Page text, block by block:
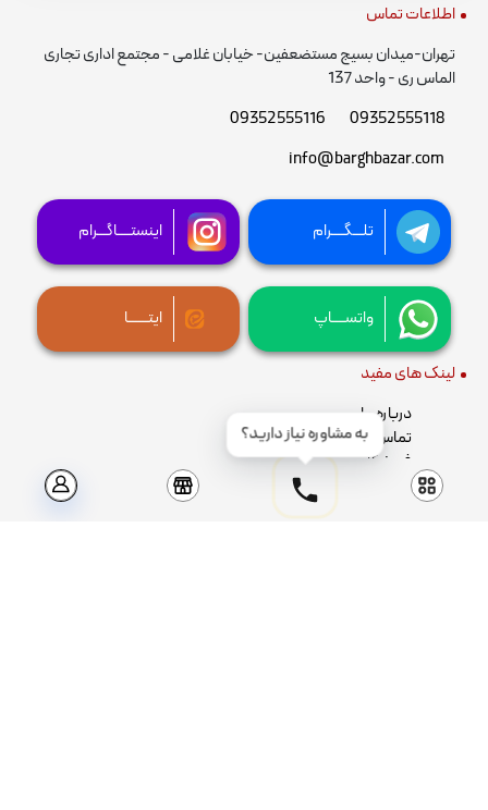
اطلاعات تماس
تهران-میدان بسیج مستضعفین- خیابان غلامی - مجتمع اداری تجاری
الماس ری - واحد 137
09352555118
09352555116
info@barghbazar.com
تلـــگــــرام اینستــــاگـــرام
واتســــاپ ایتــــــا
لینک های مفید
درباره ما
تماس با ما
فروشگاه
ثبت نام / ورود
دسته بندی محصولات
به مشاوره نیاز دارید؟